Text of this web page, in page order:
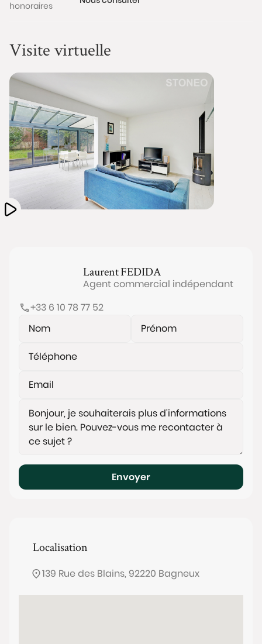
Les informations sur les risques auxquels ce bien est
exposé sont disponibles sur le site
www.georisques.gouv.fr
honoraires
Visite virtuelle
LaurentFEDIDA
Agent commercial indépendant
+33 6 10 78 77 52
Envoyer
Localisation
139 Rue des Blains, 92220 Bagneux